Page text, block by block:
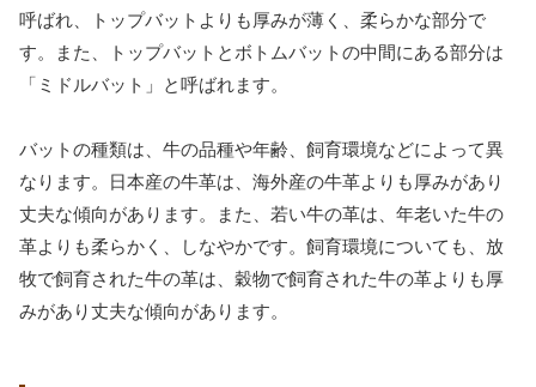
呼ばれ、トップバットよりも厚みが薄く、柔らかな部分で
す。また、トップバットとボトムバットの中間にある部分は
「ミドルバット」と呼ばれます。
バットの種類は、牛の品種や年齢、飼育環境などによって異
なります。日本産の牛革は、海外産の牛革よりも厚みがあり
丈夫な傾向があります。また、若い牛の革は、年老いた牛の
革よりも柔らかく、しなやかです。飼育環境についても、放
牧で飼育された牛の革は、穀物で飼育された牛の革よりも厚
みがあり丈夫な傾向があります。